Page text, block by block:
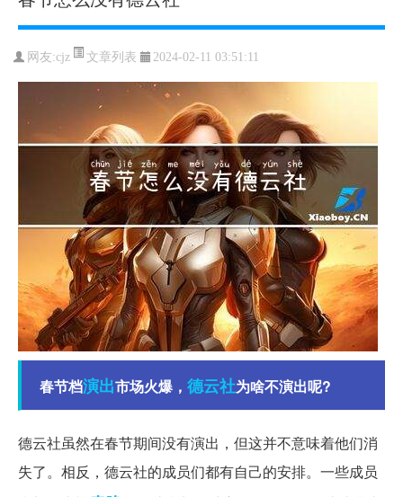
网友:cjz 文章列表 2024-02-11 03:51:11
春节档演出市场火爆， 德云社为啥不演出呢?
德云社虽然在春节期间没有演出，但这并不意味着他们消
失了。相反，德云社的成员们都有自己的安排。一些成员